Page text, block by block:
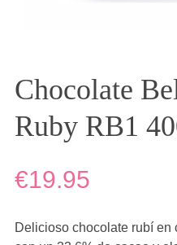
Chocolate
Ruby RB1
€19.95
Delicioso chocolate rubí en